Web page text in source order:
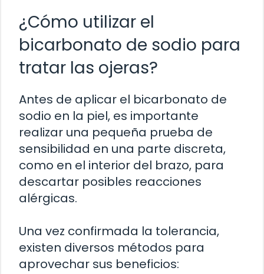
¿Cómo utilizar el
bicarbonato de sodio para
tratar las ojeras?
Antes de aplicar el bicarbonato de
sodio en la piel, es importante
realizar una pequeña prueba de
sensibilidad en una parte discreta,
como en el interior del brazo, para
descartar posibles reacciones
alérgicas.
Una vez confirmada la tolerancia,
existen diversos métodos para
aprovechar sus beneficios: